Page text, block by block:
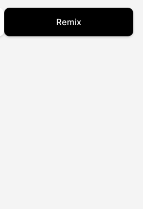
Remix